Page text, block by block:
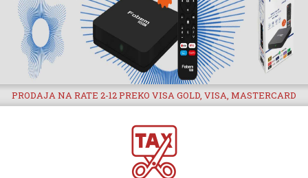
PRODAJA NA RATE 2-12 PREKO VISA GOLD, VISA, MASTERCARD